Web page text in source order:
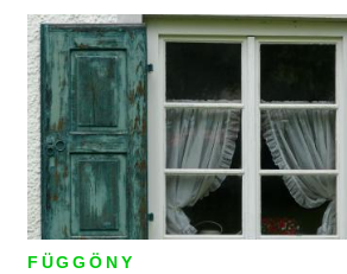
FÜGGÖNY